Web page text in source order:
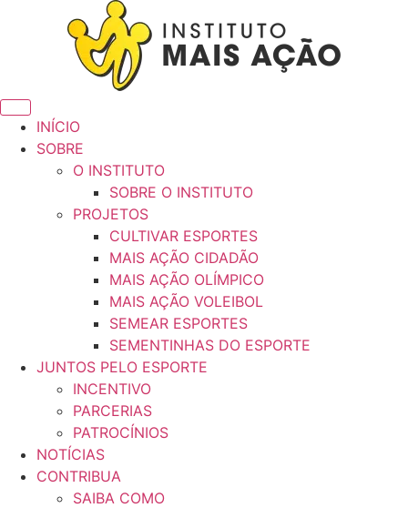
INÍCIO
SOBRE
O INSTITUTO
SOBRE O INSTITUTO
PROJETOS
CULTIVAR ESPORTES
MAIS AÇÃO CIDADÃO
MAIS AÇÃO OLÍMPICO
MAIS AÇÃO VOLEIBOL
SEMEAR ESPORTES
SEMENTINHAS DO ESPORTE
JUNTOS PELO ESPORTE
INCENTIVO
PARCERIAS
PATROCÍNIOS
NOTÍCIAS
CONTRIBUA
SAIBA COMO